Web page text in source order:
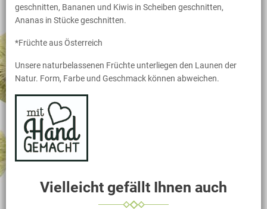
geschnitten, Bananen und Kiwis in Scheiben geschnitten,
Ananas in Stücke geschnitten.
*Früchte aus Österreich
Unsere naturbelassenen Früchte unterliegen den Launen der
Natur. Form, Farbe und Geschmack können abweichen.
Vielleicht gefällt Ihnen auch